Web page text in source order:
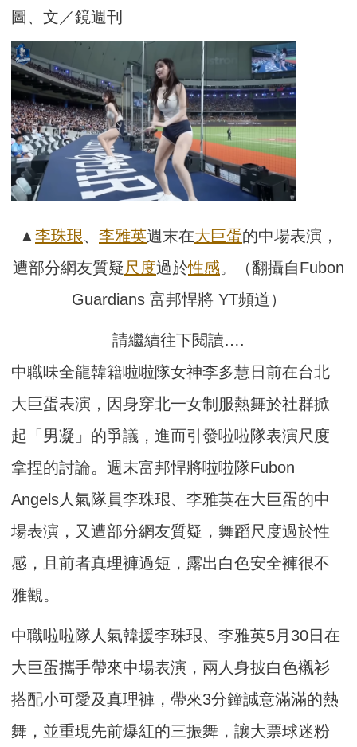
圖、文／鏡週刊
▲李珠珢、 李雅英週末在大巨蛋的中場表演，
遭部分網友質疑尺度過於性感。（翻攝自Fubon
Guardians 富邦悍將 YT頻道）
請繼續往下閱讀….
中職味全龍韓籍啦啦隊女神李多慧日前在台北
大巨蛋表演，因身穿北一女制服熱舞於社群掀
起「男凝」的爭議，進而引發啦啦隊表演尺度
拿捏的討論。週末富邦悍將啦啦隊Fubon
Angels人氣隊員李珠珢、李雅英在大巨蛋的中
場表演，又遭部分網友質疑，舞蹈尺度過於性
感，且前者真理褲過短，露出白色安全褲很不
雅觀。
中職啦啦隊人氣韓援李珠珢、李雅英5月30日在
大巨蛋攜手帶來中場表演，兩人身披白色襯衫
搭配小可愛及真理褲，帶來3分鐘誠意滿滿的熱
舞，並重現先前爆紅的三振舞，讓大票球迷粉